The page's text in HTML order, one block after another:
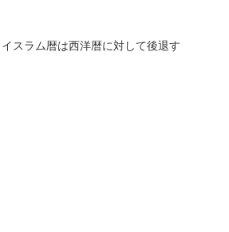
スラム暦は西洋暦に対して後退す